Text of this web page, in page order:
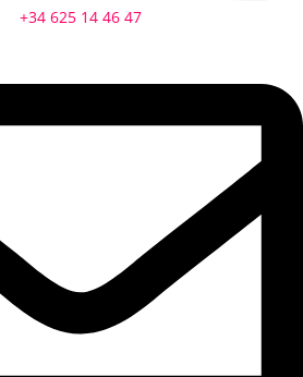
+34 625 14 46 47